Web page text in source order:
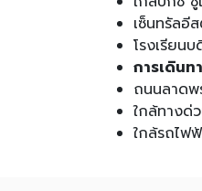
เซ็นทรัลอี
โรงเรียน
การเดินท
ถนนลาดพ
ใกล้ทางด่
ใกล้รถไฟ